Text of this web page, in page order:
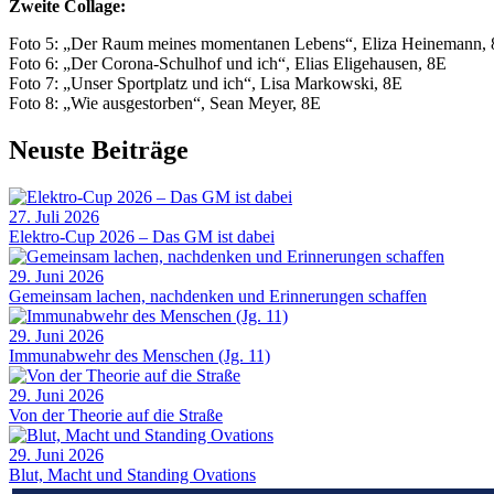
Zweite Collage:
Foto 5: „Der Raum meines momentanen Lebens“, Eliza Heinemann,
Foto 6: „Der Corona-Schulhof und ich“, Elias Eligehausen, 8E
Foto 7: „Unser Sportplatz und ich“, Lisa Markowski, 8E
Foto 8: „Wie ausgestorben“, Sean Meyer, 8E
Neuste Beiträge
27. Juli 2026
Elektro-Cup 2026 – Das GM ist dabei
29. Juni 2026
Gemeinsam lachen, nachdenken und Erinnerungen schaffen
29. Juni 2026
Immunabwehr des Menschen (Jg. 11)
29. Juni 2026
Von der Theorie auf die Straße
29. Juni 2026
Blut, Macht und Standing Ovations